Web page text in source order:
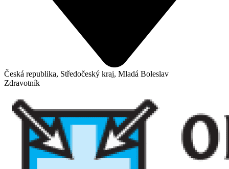
Česká republika, Středočeský kraj, Mladá Boleslav
Zdravotník